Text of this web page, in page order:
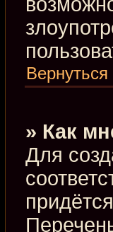
» Как
Для